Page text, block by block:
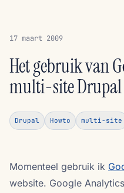
17 maart 2009
Het gebruik van
multi-site Drupal
Drupal Howto multi-site
Momenteel gebruik ik
website. Google